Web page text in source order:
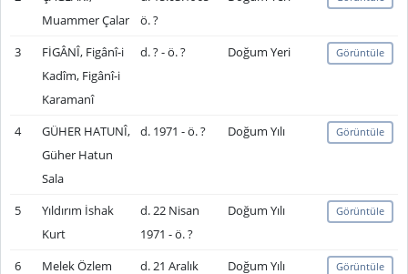
Muammer Çalar
ö. ?
3
FİGÂNÎ, Figânî-i
Kadîm, Figânî-i
Karamanî
d. ? - ö. ? Doğum Yeri Görüntüle
4
GÜHER HATUNÎ,
Güher Hatun
Sala
d. 1971 - ö. ? Doğum Yılı Görüntüle
5
Yıldırım İshak
Kurt
d. 22 Nisan
1971 - ö. ?
Doğum Yılı Görüntüle
6
Melek Özlem
d. 21 Aralık
Doğum Yılı Görüntüle